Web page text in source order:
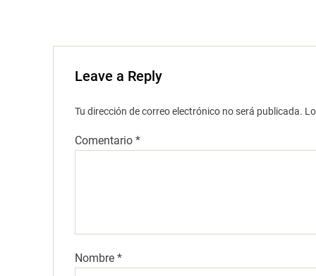
Leave a Reply
Tu dirección de correo electrónico no será publicada.
Comentario *
Nombre *